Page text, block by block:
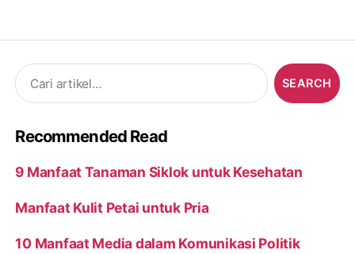
Search
for:
Recommended Read
9 Manfaat Tanaman Siklok untuk Kesehatan
Manfaat Kulit Petai untuk Pria
10 Manfaat Media dalam Komunikasi Politik